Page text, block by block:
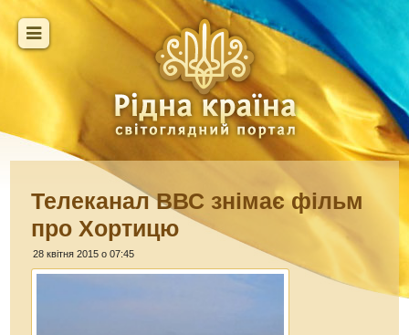
Телеканал ВВС знімає фільм
про Хортицю
28 квітня 2015 о 07:45